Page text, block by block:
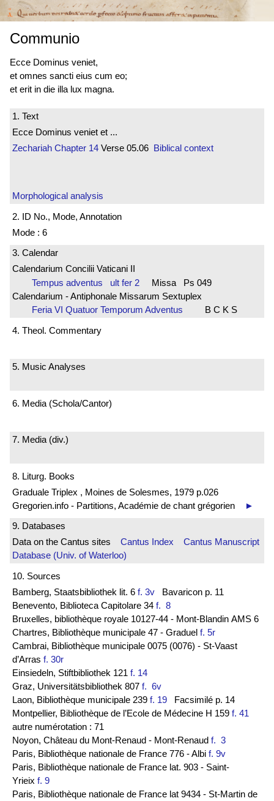
Communio
Ecce Dominus veniet,
et omnes sancti eius cum eo;
et erit in die illa lux magna.
1. Text
Ecce Dominus veniet et ...
Zechariah Chapter 14 Verse 05.06 Biblical context
Morphological analysis
2. ID No., Mode, Annotation
Mode : 6
3. Calendar
Calendarium Concilii Vaticani II
Tempus adventus ult fer 2 Missa Ps 049
Calendarium - Antiphonale Missarum Sextuplex
Feria VI Quatuor Temporum Adventus
B C K S
4. Theol. Commentary
5. Music Analyses
6. Media (Schola/Cantor)
7. Media (div.)
8. Liturg. Books
Graduale Triplex , Moines de Solesmes, 1979 p.026
Gregorien.info - Partitions, Académie de chant grégorien
►
9. Databases
Data on the Cantus sites Cantus Index
Cantus Manuscript
Database (Univ. of Waterloo)
10. Sources
Bamberg, Staatsbibliothek lit. 6 f. 3v Bavaricon p. 11
Benevento, Biblioteca Capitolare 34 f. 8
Bruxelles, bibliothèque royale 10127-44 - Mont-Blandin AMS 6
Chartres, Bibliothèque municipale 47 - Graduel f. 5r
Cambrai, Bibliothèque municipale 0075 (0076) - St-Vaast
d’Arras f. 30r
Einsiedeln, Stiftbibliothek 121 f. 14
Graz, Universitätsbibliothek 807 f. 6v
Laon, Bibliothèque municipale 239 f. 19 Facsimilé p. 14
Montpellier, Bibliothèque de l’Ecole de Médecine H 159 f. 41
autre numérotation : 71
Noyon, Château du Mont-Renaud - Mont-Renaud f. 3
Paris, Bibliothèque nationale de France 776 - Albi f. 9v
Paris, Bibliothèque nationale de France lat. 903 - Saint-
Yrieix f. 9
Paris, Bibliothèque nationale de France lat 9434 - St-Martin de